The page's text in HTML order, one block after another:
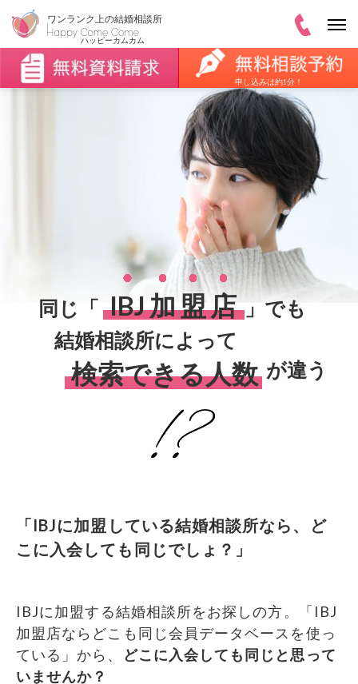
申し込みは約1分！
同じ「 IBJ加盟店
」でも
結婚相談所によって
検索できる人数 が違う
「IBJに加盟している結婚相談所なら、ど
こに入会しても同じでしょ？」
IBJに加盟する結婚相談所をお探しの方。「IBJ
加盟店ならどこも同じ会員データベースを使っ
ている」から、
どこに入会しても同じと思って
いませんか？